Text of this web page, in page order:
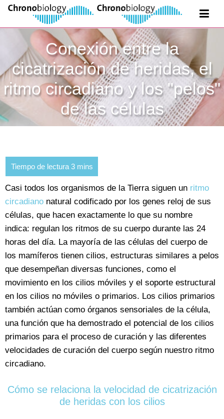
Conexión entre la
cicatrización de heridas, el
ritmo circadiano y los "pelos"
de las células
Casi todos los organismos de la Tierra siguen un ritmo
circadiano natural codificado por los genes reloj de sus
células, que hacen exactamente lo que su nombre
indica: regulan los ritmos de su cuerpo durante las 24
horas del día. La mayoría de las células del cuerpo de
los mamíferos tienen cilios, estructuras similares a pelos
que desempeñan diversas funciones, como el
movimiento en los cilios móviles y el soporte estructural
en los cilios no móviles o primarios. Los cilios primarios
también actúan como órganos sensoriales de la célula,
una función que ha demostrado el potencial de los cilios
primarios para el proceso de curación y las diferentes
velocidades de curación del cuerpo según nuestro ritmo
circadiano.
Cómo se relaciona la velocidad de cicatrización
de heridas con los cilios